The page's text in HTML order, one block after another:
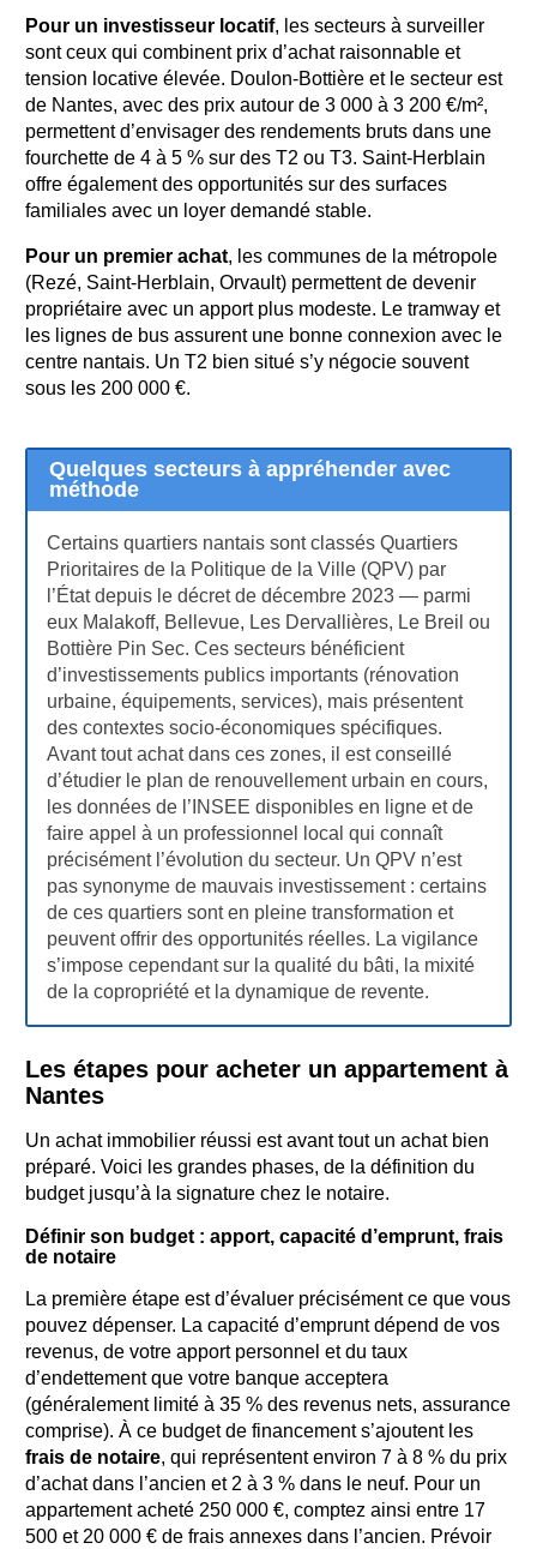
Pour un investisseur locatif, les secteurs à surveiller
sont ceux qui combinent prix d’achat raisonnable et
tension locative élevée. Doulon-Bottière et le secteur est
de Nantes, avec des prix autour de 3 000 à 3 200 €/m²,
permettent d’envisager des rendements bruts dans une
fourchette de 4 à 5 % sur des T2 ou T3. Saint-Herblain
offre également des opportunités sur des surfaces
familiales avec un loyer demandé stable.
Pour un premier achat, les communes de la métropole
(Rezé, Saint-Herblain, Orvault) permettent de devenir
propriétaire avec un apport plus modeste. Le tramway et
les lignes de bus assurent une bonne connexion avec le
centre nantais. Un T2 bien situé s’y négocie souvent
sous les 200 000 €.
Quelques secteurs à appréhender avec
méthode
Certains quartiers nantais sont classés Quartiers
Prioritaires de la Politique de la Ville (QPV) par
l’État depuis le décret de décembre 2023 — parmi
eux Malakoff, Bellevue, Les Dervallières, Le Breil ou
Bottière Pin Sec. Ces secteurs bénéficient
d’investissements publics importants (rénovation
urbaine, équipements, services), mais présentent
des contextes socio-économiques spécifiques.
Avant tout achat dans ces zones, il est conseillé
d’étudier le plan de renouvellement urbain en cours,
les données de l’INSEE disponibles en ligne et de
faire appel à un professionnel local qui connaît
précisément l’évolution du secteur. Un QPV n’est
pas synonyme de mauvais investissement : certains
de ces quartiers sont en pleine transformation et
peuvent offrir des opportunités réelles. La vigilance
s’impose cependant sur la qualité du bâti, la mixité
de la copropriété et la dynamique de revente.
Les étapes pour acheter un appartement à
Nantes
Un achat immobilier réussi est avant tout un achat bien
préparé. Voici les grandes phases, de la définition du
budget jusqu’à la signature chez le notaire.
Définir son budget : apport, capacité d’emprunt, frais
de notaire
La première étape est d’évaluer précisément ce que vous
pouvez dépenser. La capacité d’emprunt dépend de vos
revenus, de votre apport personnel et du taux
d’endettement que votre banque acceptera
(généralement limité à 35 % des revenus nets, assurance
comprise). À ce budget de financement s’ajoutent les
frais de notaire, qui représentent environ 7 à 8 % du prix
d’achat dans l’ancien et 2 à 3 % dans le neuf. Pour un
appartement acheté 250 000 €, comptez ainsi entre 17
500 et 20 000 € de frais annexes dans l’ancien. Prévoir